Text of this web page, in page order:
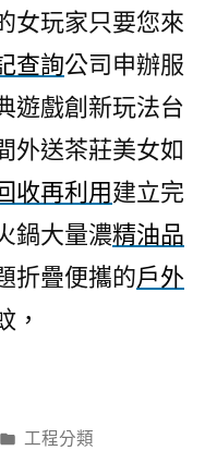
女玩家只要您來
查詢公司申辦服
遊戲創新玩法台
外送茶莊美女如
收再利用建立完
鍋大量濃精油品
折疊便攜的戶外
，
分
工程分類